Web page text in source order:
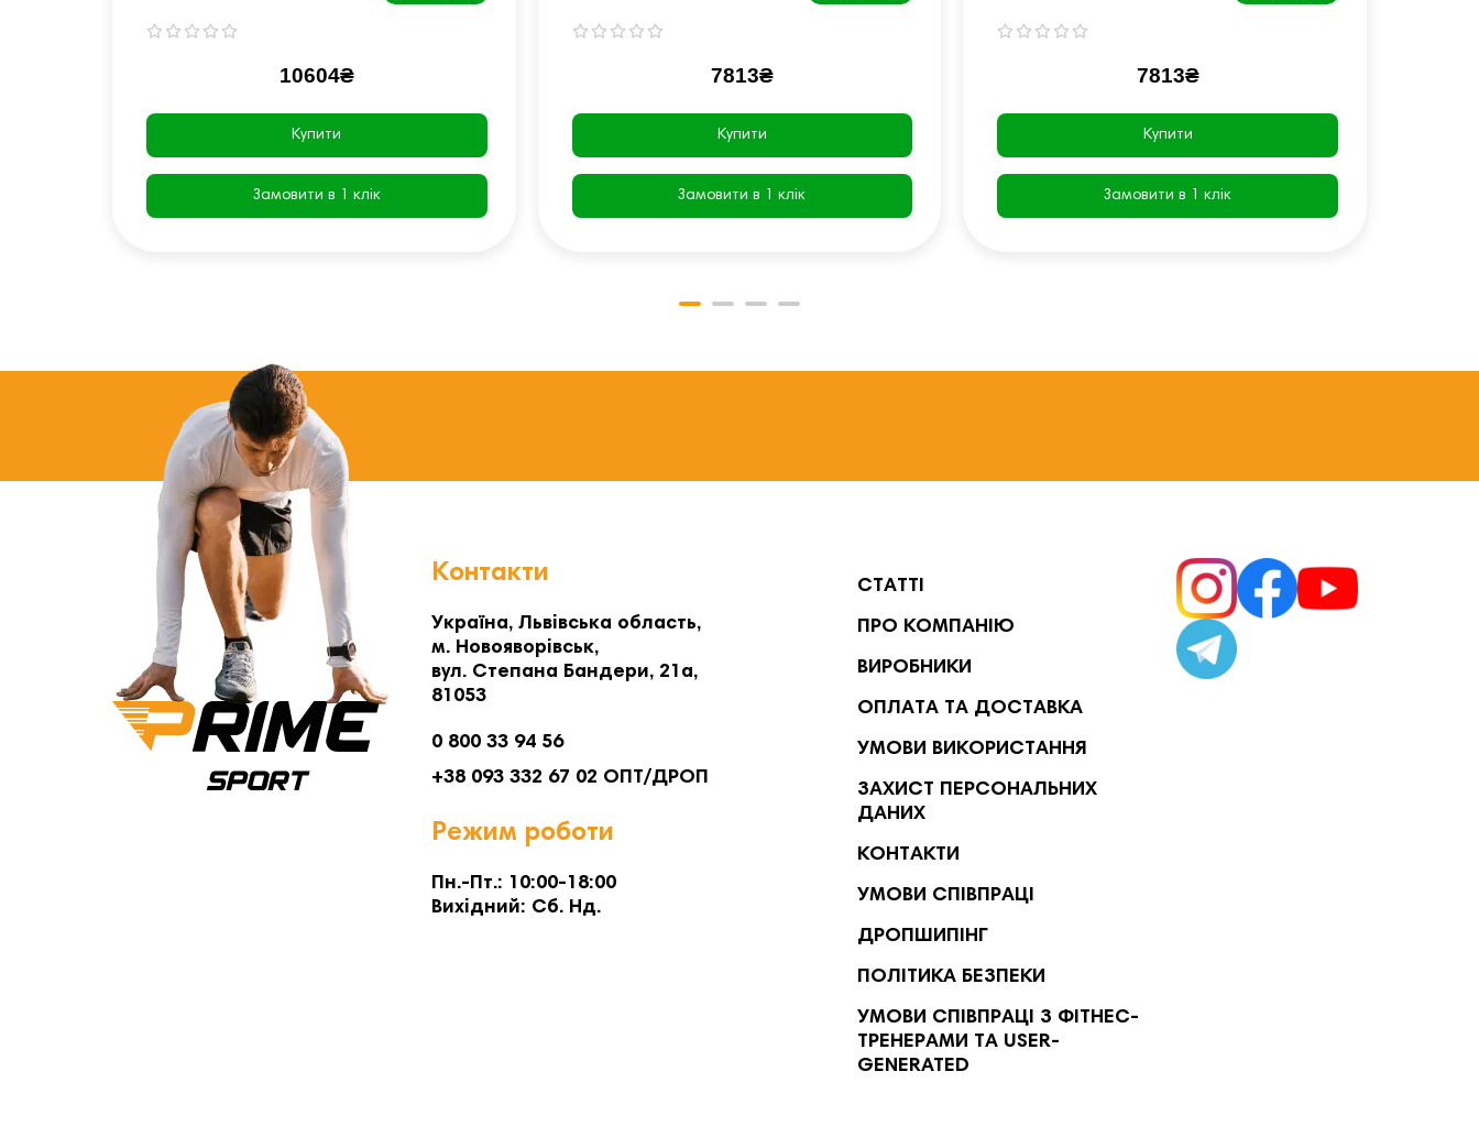
10604₴
Купити
Замовити в 1 клік
7813₴
Купити
Замовити в 1 клік
7813₴
Купити
Замовити в 1 клік
Контакти
Україна, Львівська область,
м. Новояворівськ,
вул. Степана Бандери, 21а,
81053
0 800 33 94 56
+38 093 332 67 02 ОПТ/ДРОП
Режим роботи
Пн.-Пт.: 10:00-18:00
Вихідний: Сб. Нд.
СТАТТІ
ПРО КОМПАНІЮ
ВИРОБНИКИ
ОПЛАТА ТА ДОСТАВКА
УМОВИ ВИКОРИСТАННЯ
ЗАХИСТ ПЕРСОНАЛЬНИХ
ДАНИХ
КОНТАКТИ
УМОВИ СПІВПРАЦІ
ДРОПШИПІНГ
ПОЛІТИКА БЕЗПЕКИ
УМОВИ СПІВПРАЦІ З ФІТНЕС-
ТРЕНЕРАМИ ТА USER-
GENERATED